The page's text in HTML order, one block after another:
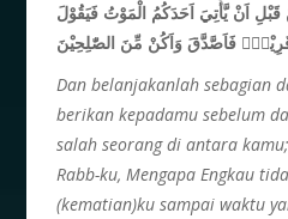
اَنْ يَّأْتِيَ اَحَدَكُمُ الْمَوْتُ فَيَقُوْلَ
قَرِيْبٍۚ فَاَصَّدَّقَ وَاَكُنْ مِّنَ الصّٰلِحِيْنَ
Dan belanjakanlah sebagian
berikan kepadamu sebelum
salah seorang di antara
Rabb-ku, Mengapa Engkau
(kematian)ku sampai waktu